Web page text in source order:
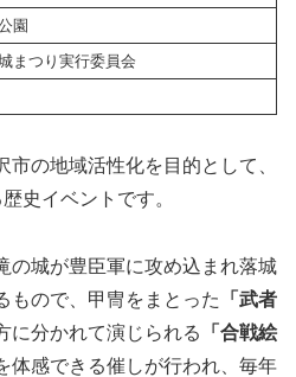
園
まつり実行委員会
の地域活性化を目的として、
史イベントです。
の城が豊臣軍に攻め込まれ落城
もので、甲冑をまとった
「武者
に分かれて演じられる
「合戦絵
体感できる催しが行われ、毎年